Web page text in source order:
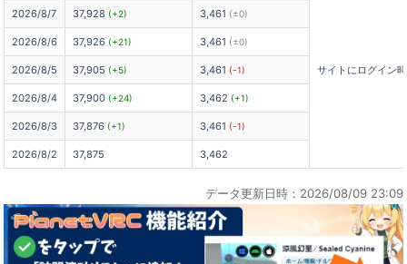
サイトにログイン
2026/8/7 37,928 (+2) 3,461 (±0)
2026/8/6 37,926 (+21) 3,461 (±0)
2026/8/5 37,905 (+5) 3,461 (-1)
2026/8/4 37,900 (+24) 3,462 (+1)
2026/8/3 37,876 (+1) 3,461 (-1)
2026/8/2 37,875 3,462
データ更新日時：2026/08/09 23:09